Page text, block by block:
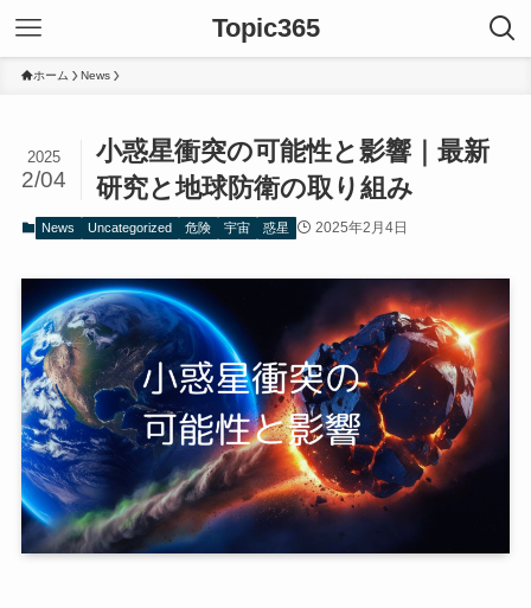
Topic365
ホーム News
小惑星衝突の可能性と影響｜最新
研究と地球防衛の取り組み
2025
2/04
News Uncategorized 危険 宇宙 惑星 2025年2月4日